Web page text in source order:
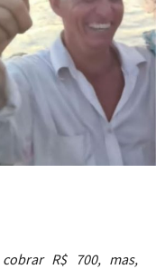
R$ 700, mas,